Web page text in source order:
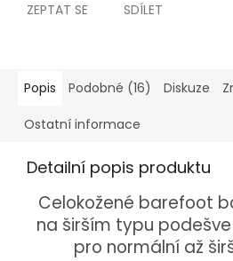
ZEPTAT SE SDÍLET
Popis Podobné (16) Diskuze
Ostatní informace
Detailní popis produktu
Celokožené barefoot
na širším typu podešve
pro normální až